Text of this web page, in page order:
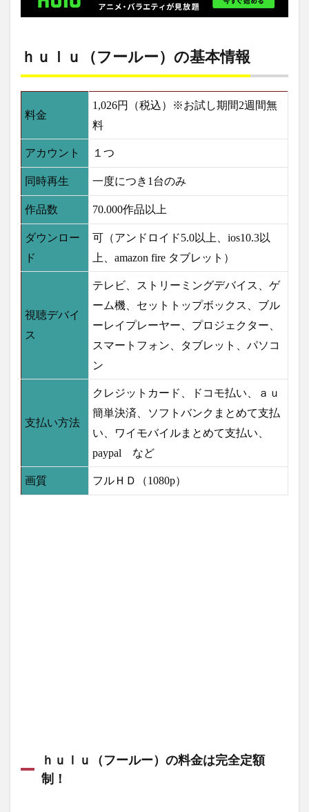
ｈｕ
ｌｕ
（フ
の視
バイ
ス
2.4
ｈｕ
ｌｕ
（フ
ール
ー）
ンテ
ｈｕ
の支
払い
4
ｈｕ
ｈｕｌｕ（フールー）の基本情報
料金
1,026円（税込）※お試し期間2週間無
料
アカウント １つ
同時再生 一度につき1台のみ
作品数 70.000作品以上
ダウンロー
ド
可（アンドロイド5.0以上、ios10.3以
上、amazon fire タブレット）
視聴デバイ
ス
テレビ、ストリーミングデバイス、ゲ
ーム機、セットトップボックス、ブル
ーレイプレーヤー、プロジェクター、
スマートフォン、タブレット、パソコ
ン
支払い方法
クレジットカード、ドコモ払い、ａｕ
簡単決済、ソフトバンクまとめて支払
い、ワイモバイルまとめて支払い、
paypal など
画質 フルＨＤ（1080p）
ｈｕｌｕ（フールー）の料金は完全定額
制！